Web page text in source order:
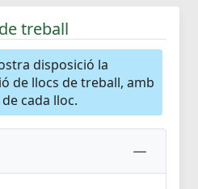
treball
disposició la
de llocs de treball, amb
cada lloc.